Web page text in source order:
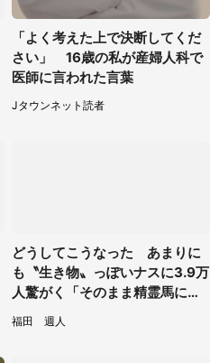
「よく考えた上で決断してくだ
さい」 16歳の私が産婦人科で
医師に言われた言葉
Jタウンネット読者
どうしてこうなった あまりに
も〝生き物〟っぽいナスに3.9万
人驚がく「そのまま精霊馬に使
えそう」
福田 週人